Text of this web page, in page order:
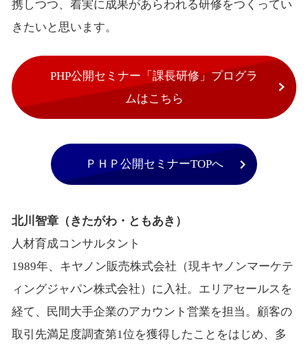
携しつつ、着実に成果があらわれる研修をつくってい
きたいと思います。
PHP公開セミナー「課長研修」プログラ
ムはこちら
ＰＨＰ公開セミナーTOPへ
北川智章（きたがわ・ともあき）
人材育成コンサルタント
1989年、キヤノン販売株式会社（現キヤノンマーケテ
ィングジャパン株式会社）に入社。エリアセールスを
経て、民間大手企業のアカウント営業を担当。顧客の
取引先満足度調査第1位を獲得したことをはじめ、多